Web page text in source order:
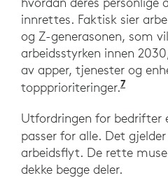
innrettes. Faktisk sier
og Z-generasonen, som
arbeidsstyrken innen
av apper, tjenester og
toppprioriteringer.7
Utfordringen for bedrifter
passer for alle. Det
arbeidsflyt. De rette
dekke begge deler.